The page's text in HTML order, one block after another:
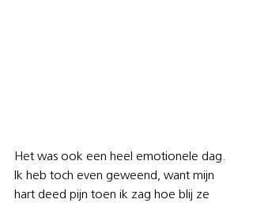
Het was ook een heel emotionele dag.
Ik heb toch even geweend, want mijn
hart deed pijn toen ik zag hoe blij ze